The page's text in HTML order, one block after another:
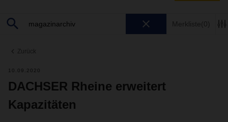
Merkliste(0)
Zurück
10.09.2020
DACHSER Rheine erweitert
Kapazitäten